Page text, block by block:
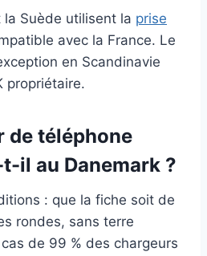
la Suède utilisent la prise
avec la France. Le
en Scandinavie
propriétaire.
de téléphone
il au Danemark ?
: que la fiche soit de
rondes, sans terre
de 99 % des chargeurs